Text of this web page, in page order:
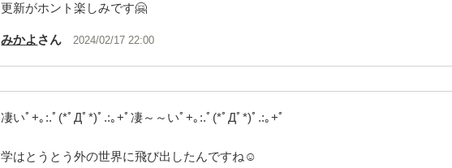
更新がホント楽しみです🤗
みかよ さん 2024/02/17 22:00
凄いﾟ+｡:.ﾟ(*ﾟДﾟ*)ﾟ.:｡+ﾟ凄～～いﾟ+｡:.ﾟ(*ﾟДﾟ*)ﾟ.:｡+ﾟ
学はとうとう外の世界に飛び出したんですね☺️